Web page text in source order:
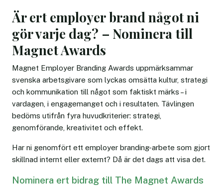
Är ert employer brand något ni
gör varje dag? – Nominera till
Magnet Awards
Magnet Employer Branding Awards uppmärksammar
svenska arbetsgivare som lyckas omsätta kultur, strategi
och kommunikation till något som faktiskt märks – i
vardagen, i engagemanget och i resultaten. Tävlingen
bedöms utifrån fyra huvudkriterier: strategi,
genomförande, kreativitet och effekt.
Har ni genomfört ett employer branding-arbete som gjort
skillnad internt eller externt? Då är det dags att visa det.
Nominera ert bidrag till The Magnet Awards